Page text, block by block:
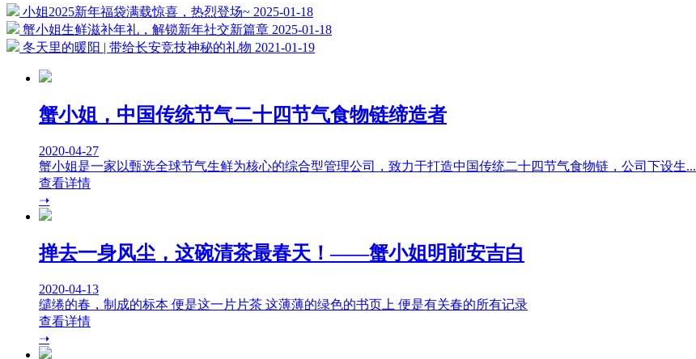
小姐2025新年福袋满载惊喜，热烈登场~ 2025-01-18
蟹小姐生鲜滋补年礼，解锁新年社交新篇章 2025-01-18
冬天里的暖阳 | 带给长安竞技神秘的礼物 2021-01-19
蟹小姐，中国传统节气二十四节气食物链缔造者
2020-04-27
蟹小姐是一家以甄选全球节气生鲜为核心的综合型管理公司，致力于打造中国传统二十四节气食物链，公司下设生...
查看详情
➝
掸去一身风尘，这碗清茶最春天！——蟹小姐明前安吉白
2020-04-13
缱绻的春，制成的标本 便是这一片片茶 这薄薄的绿色的书页上 便是有关春的所有记录
查看详情
➝